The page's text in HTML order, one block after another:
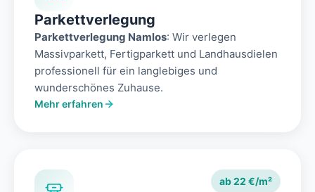
Parkettverlegung
Parkettverlegung Namlos: Wir verlegen
Massivparkett, Fertigparkett und Landhausdielen
professionell für ein langlebiges und
wunderschönes Zuhause.
Mehr erfahren
ab 22 €/m²